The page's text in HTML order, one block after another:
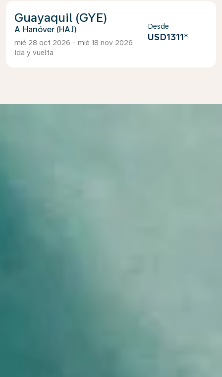
Guayaquil (GYE)
Hanóver (HAJ)
mié 28 oct 2026 - mié 18 nov 2026
Ida y vuelta
Desde
USD1311*